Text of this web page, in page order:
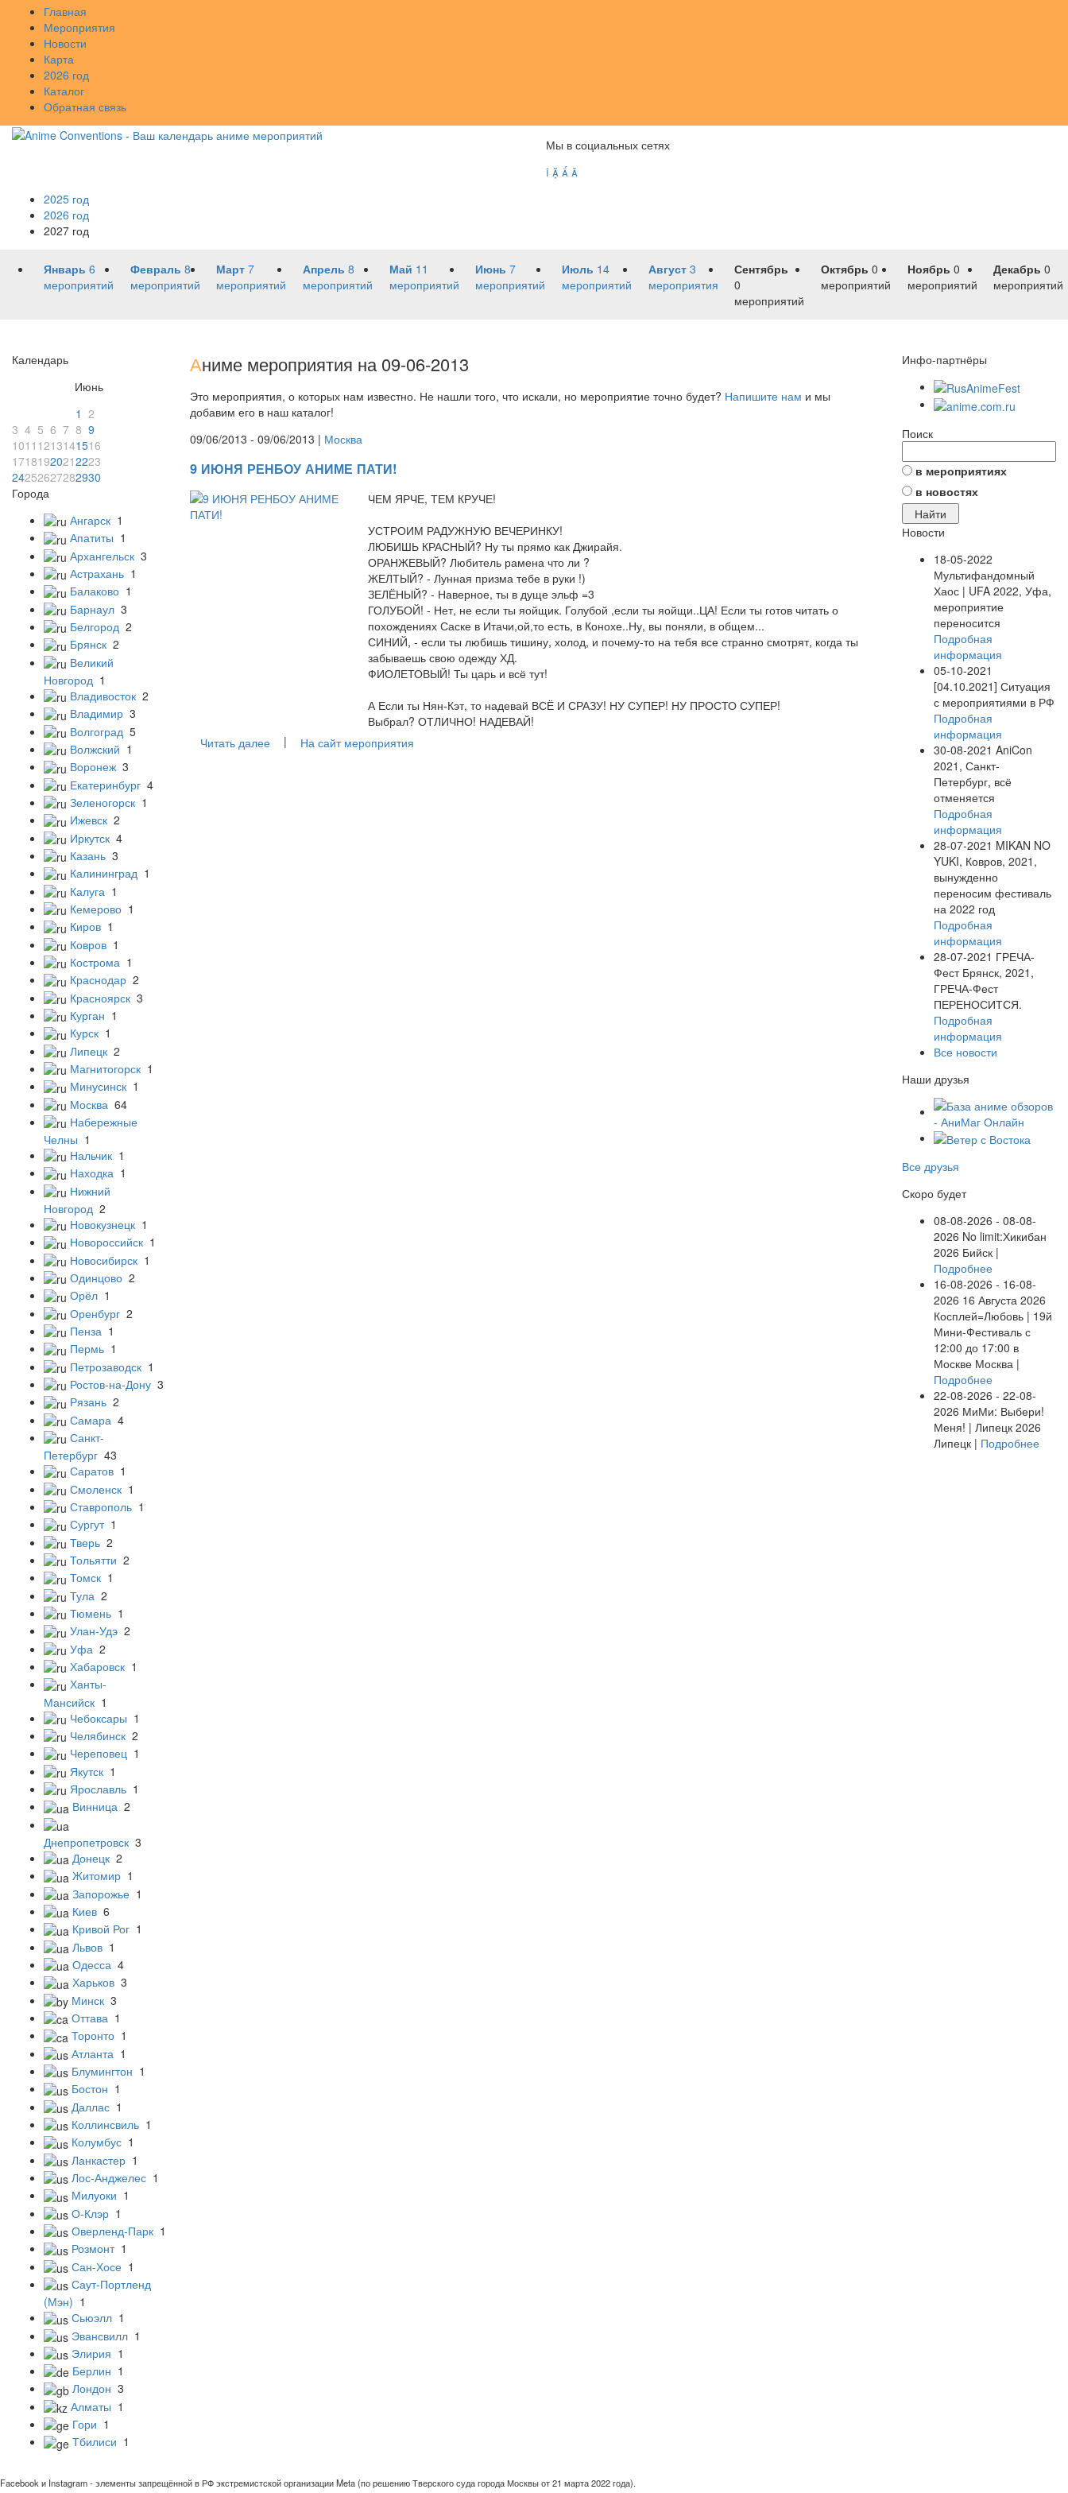
Главная
Мероприятия
Новости
Карта
2026 год
Каталог
Обратная связь
Мы в социальных сетях
   
2025 год
2026 год
2027 год
Январь 6
мероприятий
Февраль 8
мероприятий
Март 7
мероприятий
Апрель 8
мероприятий
Май 11
мероприятий
Июнь 7
мероприятий
Июль 14
мероприятий
Август 3
мероприятия
Сентябрь
0
мероприятий
Октябрь 0
мероприятий
Ноябрь 0
мероприятий
Декабрь 0
мероприятий
Календарь
Июнь
1 2
3 4 5 6 7 8 9
1011 1213141516
17181920212223
24252627282930
Города
Ангарск 1
Апатиты 1
Архангельск 3
Астрахань 1
Балаково 1
Барнаул 3
Белгород 2
Брянск 2
Великий
Новгород 1
Владивосток 2
Владимир 3
Волгоград 5
Волжский 1
Воронеж 3
Екатеринбург 4
Зеленогорск 1
Ижевск 2
Иркутск 4
Казань 3
Калининград 1
Калуга 1
Кемерово 1
Киров 1
Ковров 1
Кострома 1
Краснодар 2
Красноярск 3
Курган 1
Курск 1
Липецк 2
Магнитогорск 1
Минусинск 1
Москва 64
Набережные
Челны 1
Нальчик 1
Находка 1
Нижний
Новгород 2
Новокузнецк 1
Новороссийск 1
Новосибирск 1
Одинцово 2
Орёл 1
Оренбург 2
Пенза 1
Пермь 1
Петрозаводск 1
Ростов-на-Дону 3
Рязань 2
Самара 4
Санкт-
Петербург 43
Саратов 1
Смоленск 1
Ставрополь 1
Сургут 1
Тверь 2
Тольятти 2
Томск 1
Тула 2
Тюмень 1
Улан-Удэ 2
Уфа 2
Хабаровск 1
Ханты-
Мансийск 1
Чебоксары 1
Челябинск 2
Череповец 1
Якутск 1
Ярославль 1
Винница 2
Днепропетровск 3
Донецк 2
Житомир 1
Запорожье 1
Киев 6
Кривой Рог 1
Львов 1
Одесса 4
Харьков 3
Минск 3
Оттава 1
Торонто 1
Атланта 1
Блумингтон 1
Бостон 1
Даллас 1
Коллинсвиль 1
Колумбус 1
Ланкастер 1
Лос-Анджелес 1
Милуоки 1
О-Клэр 1
Оверленд-Парк 1
Розмонт 1
Сан-Хосе 1
Саут-Портленд
(Мэн) 1
Сьюэлл 1
Эвансвилл 1
Элирия 1
Берлин 1
Лондон 3
Алматы 1
Гори 1
Тбилиси 1
Аниме мероприятия на 09-06-2013
Это мероприятия, о которых нам известно. Не нашли того, что искали, но мероприятие точно будет? Напишите нам и мы
добавим его в наш каталог!
09/06/2013 - 09/06/2013 | Москва
9 ИЮНЯ РЕНБОУ АНИМЕ ПАТИ!
ЧЕМ ЯРЧЕ, ТЕМ КРУЧЕ!
УСТРОИМ РАДУЖНУЮ ВЕЧЕРИНКУ!
ЛЮБИШЬ КРАСНЫЙ? Ну ты прямо как Джирайя.
ОРАНЖЕВЫЙ? Любитель рамена что ли ?
ЖЕЛТЫЙ? - Лунная призма тебе в руки !)
ЗЕЛЁНЫЙ? - Наверное, ты в дуще эльф =3
ГОЛУБОЙ! - Нет, не если ты яойщик. Голубой ,если ты яойщи..ЦА! Если ты готов читать о
похождениях Саске в Итачи,ой,то есть, в Конохе..Ну, вы поняли, в общем...
СИНИЙ, - если ты любишь тишину, холод, и почему-то на тебя все странно смотрят, когда ты
забываешь свою одежду ХД.
ФИОЛЕТОВЫЙ! Ты царь и всё тут!
А Если ты Нян-Кэт, то надевай ВСЁ И СРАЗУ! НУ СУПЕР! НУ ПРОСТО СУПЕР!
Выбрал? ОТЛИЧНО! НАДЕВАЙ!
Читать далее
| На сайт мероприятия
Инфо-партнёры
Поиск
в мероприятиях
в новостях
Новости
18-05-2022
Мультифандомный
Хаос | UFA 2022, Уфа,
мероприятие
переносится
Подробная
информация
05-10-2021
[04.10.2021] Ситуация
с мероприятиями в РФ
Подробная
информация
30-08-2021 AniCon
2021, Санкт-
Петербург, всё
отменяется
Подробная
информация
28-07-2021 MIKAN NO
YUKI, Ковров, 2021,
вынужденно
переносим фестиваль
на 2022 год
Подробная
информация
28-07-2021 ГРЕЧА-
Фест Брянск, 2021,
ГРЕЧА-Фест
ПЕРЕНОСИТСЯ.
Подробная
информация
Все новости
Наши друзья
Все друзья
Скоро будет
08-08-2026 - 08-08-
2026 No limit:Хикибан
2026 Бийск |
Подробнее
16-08-2026 - 16-08-
2026 16 Августа 2026
Косплей=Любовь | 19й
Мини-Фестиваль с
12:00 до 17:00 в
Москве Москва |
Подробнее
22-08-2026 - 22-08-
2026 МиМи: Выбери!
Меня! | Липецк 2026
Липецк | Подробнее
Facebook и Instagram - элементы запрещённой в РФ экстремистской организации Meta (по решению Тверского суда города Москвы от 21 марта 2022 года).